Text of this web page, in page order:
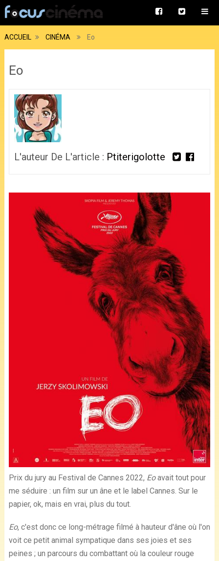
ACCUEIL CINÉMA Eo
Eo
L'auteur De L'article : Ptiterigolotte
Prix du jury au Festival de Cannes 2022, Eoavait tout pour
me séduire : un film sur un âne et le label Cannes. Sur le
papier, ok, mais en vrai, plus du tout.
Eo, c'est donc ce long-métrage filmé à hauteur d'âne où l'on
voit ce petit animal sympatique dans ses joies et ses
peines ; un parcours du combattant où la couleur rouge